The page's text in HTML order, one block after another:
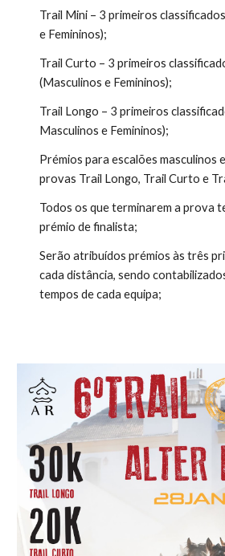
Trail Mini – 3 primeiros
e Femininos);
Trail Curto – 3 primeiros
(Masculinos e Femininos);
Trail Longo – 3 primeiros
Masculinos e Femininos);
Prémios para escalões masculinos
provas Trail Longo, Trail Curto e
Todos os que terminarem a prova
prémio de finalista;
Serão atribuídos prémios às três
cada distância, sendo
tempos de cada equipa;